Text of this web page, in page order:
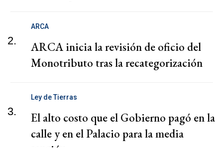
2.
ARCA
ARCA inicia la revisión de oficio del
Monotributo tras la recategorización
3.
Ley de Tierras
El alto costo que el Gobierno pagó en la
calle y en el Palacio para la media